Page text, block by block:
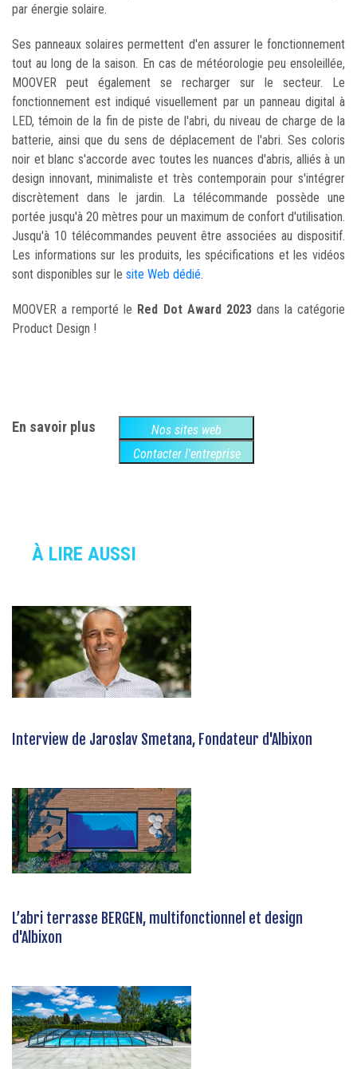
par énergie solaire.
Ses panneaux solaires permettent d'en assurer le fonctionnement
tout au long de la saison. En cas de météorologie peu ensoleillée,
MOOVER peut également se recharger sur le secteur. Le
fonctionnement est indiqué visuellement par un panneau digital à
LED, témoin de la fin de piste de l'abri, du niveau de charge de la
batterie, ainsi que du sens de déplacement de l'abri. Ses coloris
noir et blanc s'accorde avec toutes les nuances d'abris, alliés à un
design innovant, minimaliste et très contemporain pour s'intégrer
discrètement dans le jardin. La télécommande possède une
portée jusqu'à 20 mètres pour un maximum de confort d'utilisation.
Jusqu'à 10 télécommandes peuvent être associées au dispositif.
Les informations sur les produits, les spécifications et les vidéos
sont disponibles sur le site Web dédié
MOOVER a remporté le Red Dot Award 2023dans la catégorie
Product Design !
En savoir plus
Nos sites web
Contacter l'entreprise
À LIRE AUSSI
Interview de Jaroslav Smetana, Fondateur d'Albixon
L’abri terrasse BERGEN, multifonctionnel et design
d'Albixon